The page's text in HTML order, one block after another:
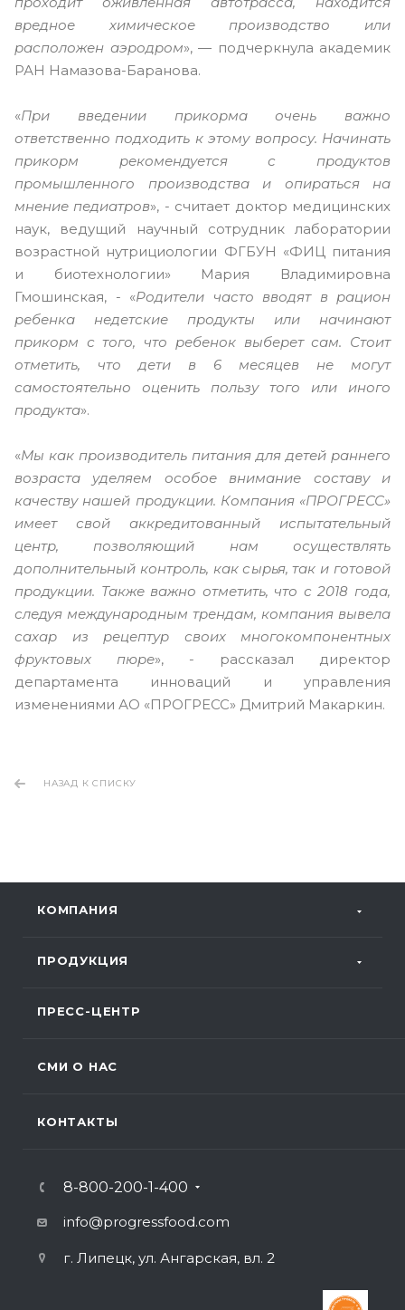
вредное химическое производство или
расположен аэродром», — подчеркнула академик
РАН Намазова-Баранова.
«При введении прикорма очень важно
ответственно подходить к этому вопросу. Начинать
прикорм рекомендуется с продуктов
промышленного производства и опираться на
мнение педиатров», - считает доктор медицинских
наук, ведущий научный сотрудник лаборатории
возрастной нутрициологии ФГБУН «ФИЦ питания
и биотехнологии» Мария Владимировна
Гмошинская, - «Родители часто вводят в рацион
ребенка недетские продукты или начинают
прикорм с того, что ребенок выберет сам. Стоит
отметить, что дети в 6 месяцев не могут
самостоятельно оценить пользу того или иного
продукта».
«Мы как производитель питания для детей раннего
возраста уделяем особое внимание составу и
качеству нашей продукции. Компания «ПРОГРЕСС»
имеет свой аккредитованный испытательный
центр, позволяющий нам осуществлять
дополнительный контроль, как сырья, так и готовой
продукции. Также важно отметить, что с 2018 года,
следуя международным трендам, компания вывела
сахар из рецептур своих многокомпонентных
фруктовых пюре», - рассказал директор
департамента инноваций и управления
изменениями АО «ПРОГРЕСС» Дмитрий Макаркин.
НАЗАД К СПИСКУ
КОМПАНИЯ
ПРОДУКЦИЯ
ПРЕСС-ЦЕНТР
СМИ О НАС
КОНТАКТЫ
8-800-200-1-400
info@progressfood.com
г. Липецк, ул. Ангарская, вл. 2